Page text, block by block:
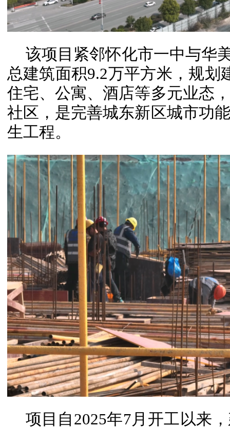
该项目紧邻怀化市一中与华
总建筑面积9.2万平方米，规
住宅、公寓、酒店等多元业态
社区，是完善城东新区城市功
生工程。
项目自2025年7月开工以来